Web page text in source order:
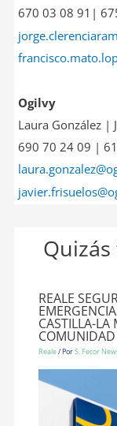
670 03 08 91|
Ogilvy
Laura González |
690 70 24 09 |
REALE
CASTILLA-LA
Reale/ PorS. Fecor